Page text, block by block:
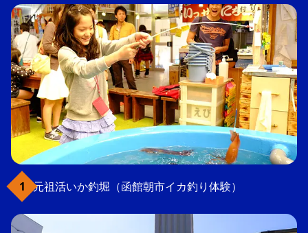
元祖活いか釣堀（函館朝市イカ釣り体験）